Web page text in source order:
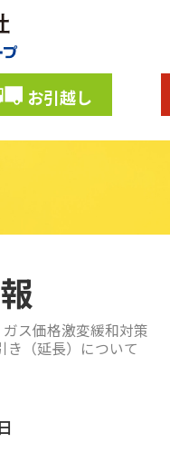
お引越し
ス価格激変緩和対策
き（延長）について